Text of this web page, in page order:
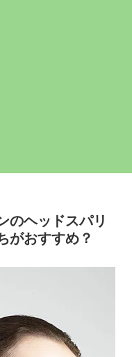
のヘッドスパリ
がおすすめ？